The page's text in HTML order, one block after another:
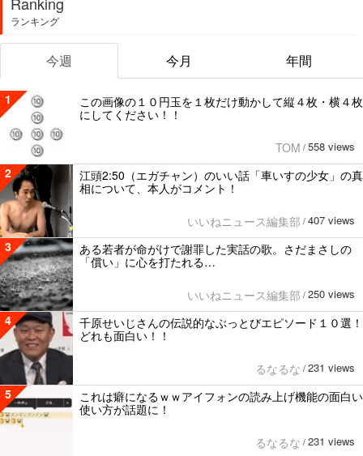
ランキング
今週 今月 年間
1
この画像の１０円玉を１枚だけ動かして縦４枚・横４枚
にしてください！！
TOM / 558 views
2
江頭2:50（エガチャン）のいい話「車いすの少女」の真
相について、本人がコメント！
いいねニュース編集部 / 407 views
3
ある若者が命がけで謝罪した実話の歌。さだまさしの
「償い」に心を打たれる…
いいねニュース編集部 / 250 views
4
千原せいじさんの伝説的なぶっとびエピソード１０選！
どれも面白い！！
るなるな / 231 views
5
これは癖になるｗｗアイフォンの読み上げ機能の面白い
使い方が話題に！
るなるな / 231 views